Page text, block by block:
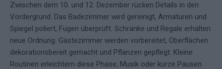
Zwischen dem 10. und 12. Dezember rücken Details in den
Vordergrund. Das Badezimmer wird gereinigt, Armaturen und
Spiegel poliert, Fugen überprüft. Schränke und Regale erhalten
neue Ordnung. Gästezimmer werden vorbereitet, Oberflächen
dekorationsbereit gemacht und Pflanzen gepflegt. Kleine
Routinen erleichtern diese Phase; Musik oder kurze Pausen